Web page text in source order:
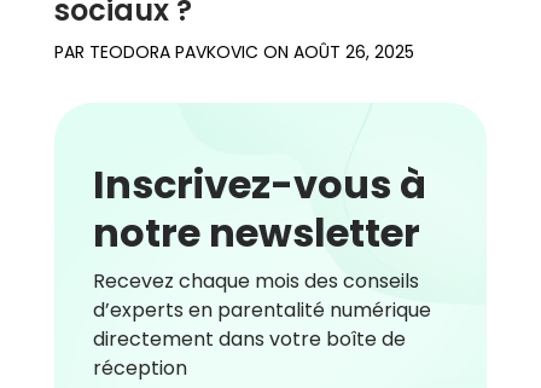
sociaux ?
PAR TEODORA PAVKOVIC ON AOÛT 26, 2025
Inscrivez-vous à
notre newsletter
Recevez chaque mois des conseils
d’experts en parentalité numérique
directement dans votre boîte de
réception